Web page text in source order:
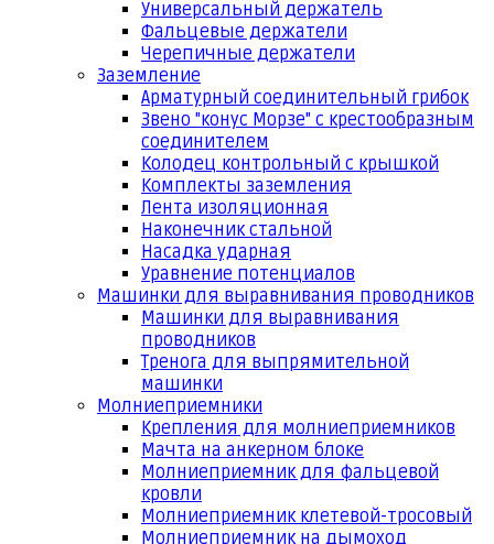
Универсальный держатель
Фальцевые держатели
Черепичные держатели
Заземление
Арматурный соединительный грибок
Звено "конус Морзе" с крестообразным
соединителем
Колодец контрольный с крышкой
Комплекты заземления
Лента изоляционная
Наконечник стальной
Насадка ударная
Уравнение потенциалов
Машинки для выравнивания проводников
Машинки для выравнивания
проводников
Тренога для выпрямительной
машинки
Молниеприемники
Крепления для молниеприемников
Мачта на анкерном блоке
Молниеприемник для фальцевой
кровли
Молниеприемник клетевой-тросовый
Молниеприемник на дымоход